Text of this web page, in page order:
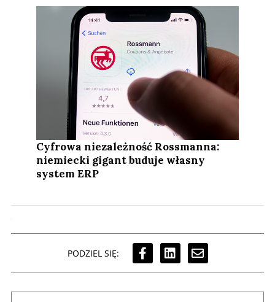
Cyfrowa niezależność Rossmanna:
niemiecki gigant buduje własny
system ERP
PODZIEL SIĘ: